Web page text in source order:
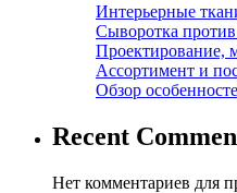
Интерьерные
Сыворотка
Проектирование,
Ассортимент и
Обзор
Recent
Нет комментариев для